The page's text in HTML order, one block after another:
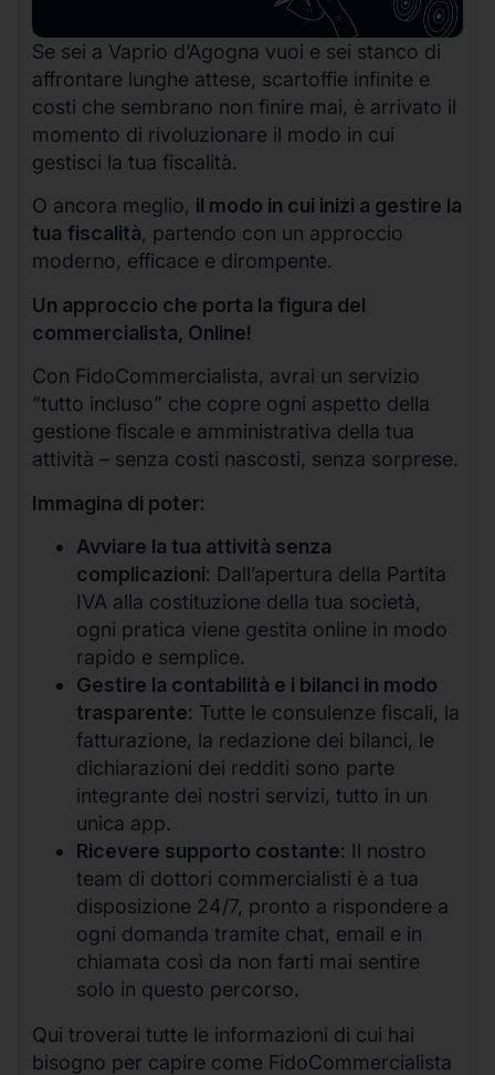
Se sei a Vaprio d’Agogna vuoi e sei stanco di
affrontare lunghe attese, scartoffie infinite e
costi che sembrano non finire mai, è arrivato il
momento di rivoluzionare il modo in cui
gestisci la tua fiscalità.
O ancora meglio, il modo in cui inizi a gestire la
tua fiscalità, partendo con un approccio
moderno, efficace e dirompente.
Un approccio che porta la figura del
commercialista, Online!
Con FidoCommercialista, avrai un servizio
“tutto incluso” che copre ogni aspetto della
gestione fiscale e amministrativa della tua
attività – senza costi nascosti, senza sorprese.
Immagina di poter:
Avviare la tua attività senza
complicazioni: Dall’apertura della Partita
IVA alla costituzione della tua società,
ogni pratica viene gestita online in modo
rapido e semplice.
Gestire la contabilità e i bilanci in modo
trasparente: Tutte le consulenze fiscali, la
fatturazione, la redazione dei bilanci, le
dichiarazioni dei redditi sono parte
integrante dei nostri servizi, tutto in un
unica app.
Ricevere supporto costante: Il nostro
team di dottori commercialisti è a tua
disposizione 24/7, pronto a rispondere a
ogni domanda tramite chat, email e in
chiamata così da non farti mai sentire
solo in questo percorso.
Qui troverai tutte le informazioni di cui hai
bisogno per capire come FidoCommercialista